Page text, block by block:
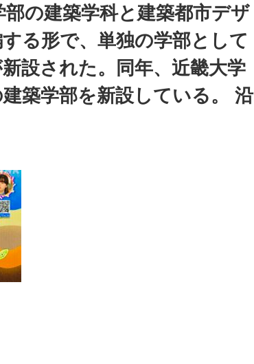
の建築学科と建築都市デザ
る形で、単独の学部として
設された。同年、近畿大学
築学部を新設している。 沿